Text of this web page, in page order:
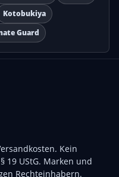
Kotobukiya
Guard
. Kein
19 UStG. Marken und
Rechteinhabern.